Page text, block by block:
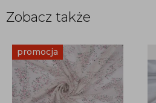
Zobacz także
promocja